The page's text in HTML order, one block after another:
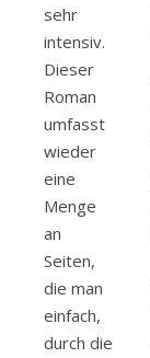
sehr
intensiv.
Dieser
Roman
umfasst
wieder
eine
Menge
an
Seiten,
die man
einfach,
durch die